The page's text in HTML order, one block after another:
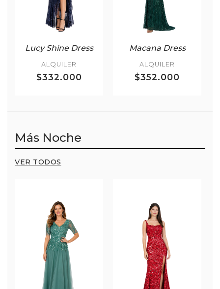
Lucy Shine Dress
ALQUILER
$332.000
Macana Dress
ALQUILER
$352.000
Más Noche
VER TODOS